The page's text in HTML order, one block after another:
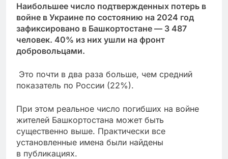
Наибольшее число подтвержденных потерь в
войне в Украине по состоянию на 2024 год
зафиксировано в Башкортостане — 3 487
человек. 40% из них ушли на фронт
добровольцами.
Это почти в два раза больше, чем средний
показатель по России (22%).
При этом реальное число погибших на войне
жителей Башкортостана может быть
существенно выше. Практически все
установленные имена были найдены
в публикациях.